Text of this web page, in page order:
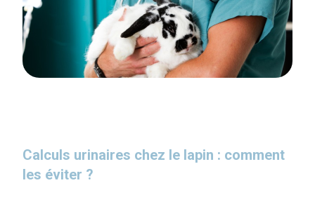
Calculs urinaires chez le lapin : comment
les éviter ?